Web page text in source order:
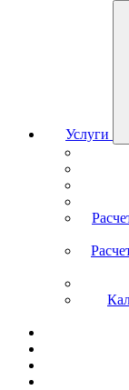
Услуги